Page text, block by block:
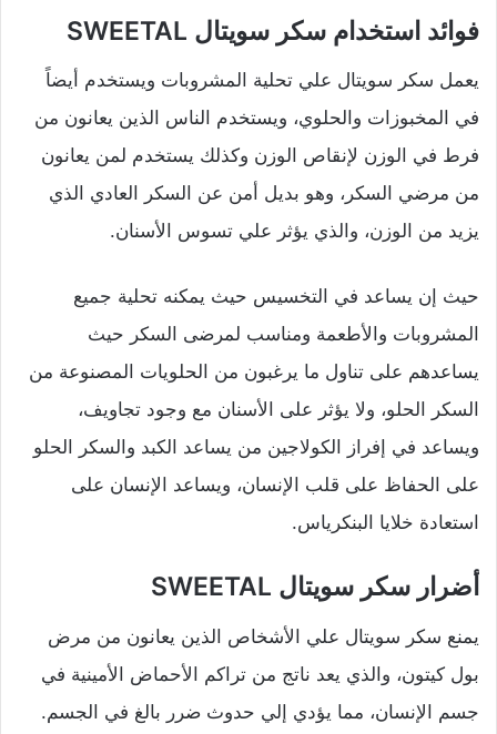
فوائد استخدام سكر سويتال SWEETAL
يعمل سكر سويتال علي تحلية المشروبات ويستخدم أيضاً
في المخبوزات والحلوي، ويستخدم الناس الذين يعانون من
فرط في الوزن لإنقاص الوزن وكذلك يستخدم لمن يعانون
من مرضي السكر، وهو بديل أمن عن السكر العادي الذي
يزيد من الوزن، والذي يؤثر علي تسوس الأسنان.
حيث إن يساعد في التخسيس حيث يمكنه تحلية جميع
المشروبات والأطعمة ومناسب لمرضى السكر حيث
يساعدهم على تناول ما يرغبون من الحلويات المصنوعة من
السكر الحلو، ولا يؤثر على الأسنان مع وجود تجاويف،
ويساعد في إفراز الكولاجين من يساعد الكبد والسكر الحلو
على الحفاظ على قلب الإنسان، ويساعد الإنسان على
استعادة خلايا البنكرياس.
أضرار سكر سويتال SWEETAL
يمنع سكر سويتال علي الأشخاص الذين يعانون من مرض
بول كيتون، والذي يعد ناتج من تراكم الأحماض الأمينية في
جسم الإنسان، مما يؤدي إلي حدوث ضرر بالغ في الجسم.